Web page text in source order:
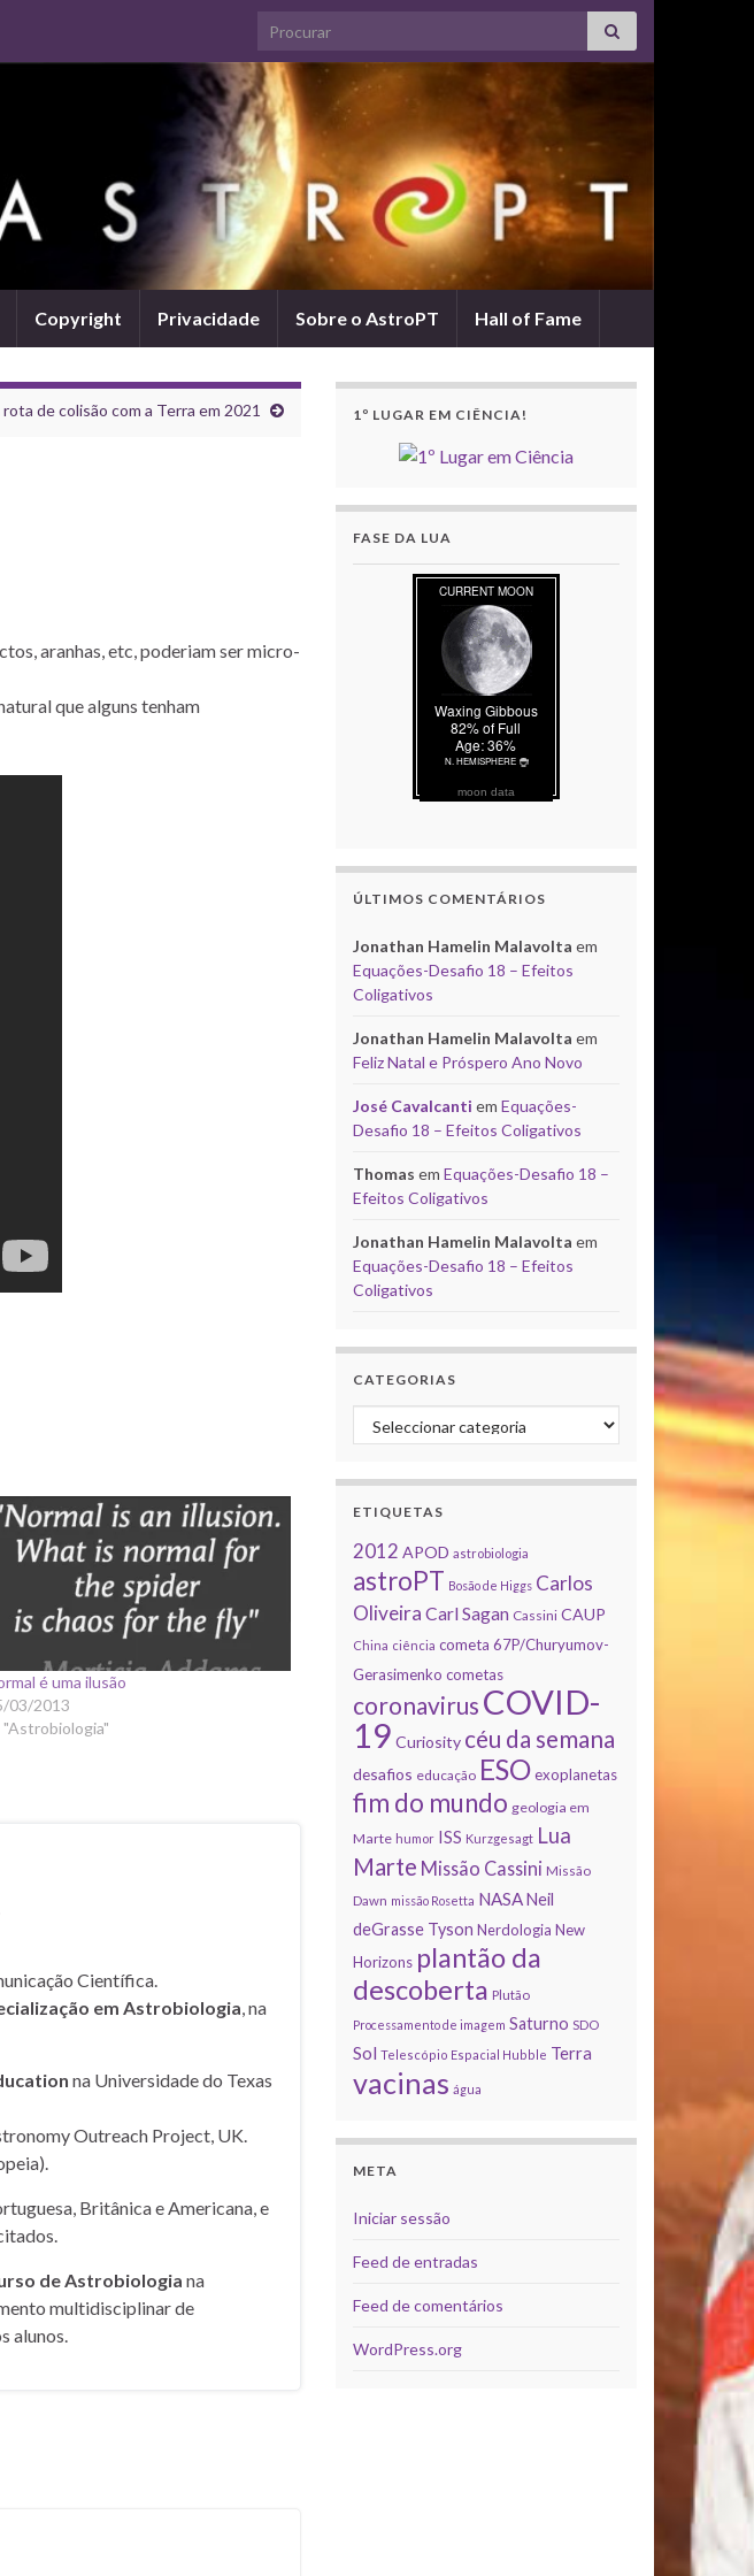
Search for:
Copyright Privacidade Sobre o AstroPT Hall of Fame
de colisão com a Terra em 2021
aranhas, etc, poderiam ser micro-
que alguns tenham
é uma ilusão
03/2013
"Astrobiologia"
Científica.
em Astrobiologia, na
na Universidade do Texas
Outreach Project, UK.
Britânica e Americana, e
de Astrobiologia na
multidisciplinar de
alunos.
1º LUGAR EM CIÊNCIA!
FASE DA LUA
moon data
ÚLTIMOS COMENTÁRIOS
Jonathan Hamelin Malavolta em
Equações-Desafio 18 – Efeitos
Coligativos
Jonathan Hamelin Malavolta em
Feliz Natal e Próspero Ano Novo
José Cavalcanti em Equações-
Desafio 18 – Efeitos Coligativos
Thomas em Equações-Desafio 18 –
Efeitos Coligativos
Jonathan Hamelin Malavolta em
Equações-Desafio 18 – Efeitos
Coligativos
CATEGORIAS
Categorias
ETIQUETAS
2012 APOD astrobiologia
astroPT Bosão de Higgs Carlos
Oliveira Carl Sagan Cassini CAUP
China ciência cometa 67P/Churyumov-
Gerasimenko cometas
coronavirus COVID-
19 Curiosity céu da semana
desafios educação ESO exoplanetas
fim do mundo geologia em
Marte humor ISS Kurzgesagt Lua
Marte Missão Cassini Missão
Dawn missão Rosetta NASA Neil
deGrasse Tyson Nerdologia New
Horizons plantão da
descoberta Plutão
Processamento de imagem Saturno SDO
Sol Telescópio Espacial Hubble Terra
vacinas água
META
Iniciar sessão
Feed de entradas
Feed de comentários
WordPress.org